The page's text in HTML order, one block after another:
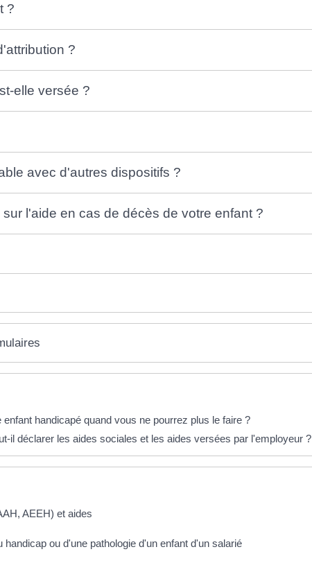
?
?
elle versée ?
avec d'autres dispositifs ?
l'aide en cas de décès de votre enfant ?
handicapé quand vous ne pourrez plus le faire ?
il déclarer les aides sociales et les aides versées par l'employeur ?
AEEH) et aides
handicap ou d'une pathologie d'un enfant d'un salarié